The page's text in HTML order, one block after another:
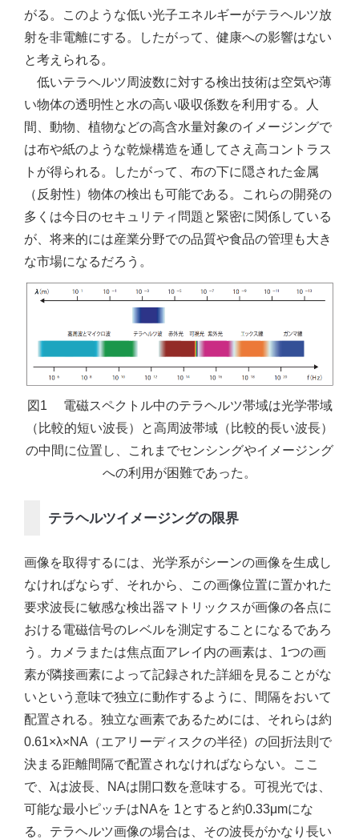
がる。このような低い光子エネルギーがテラヘルツ放
射を非電離にする。したがって、健康への影響はない
と考えられる。
低いテラヘルツ周波数に対する検出技術は空気や薄
い物体の透明性と水の高い吸収係数を利用する。人
間、動物、植物などの高含水量対象のイメージングで
は布や紙のような乾燥構造を通してさえ高コントラス
トが得られる。したがって、布の下に隠された金属
（反射性）物体の検出も可能である。これらの開発の
多くは今日のセキュリティ問題と緊密に関係している
が、将来的には産業分野での品質や食品の管理も大き
な市場になるだろう。
図1 電磁スペクトル中のテラヘルツ帯域は光学帯域
（比較的短い波長）と高周波帯域（比較的長い波長）
の中間に位置し、これまでセンシングやイメージング
への利用が困難であった。
テラヘルツイメージングの限界
画像を取得するには、光学系がシーンの画像を生成し
なければならず、それから、この画像位置に置かれた
要求波長に敏感な検出器マトリックスが画像の各点に
おける電磁信号のレベルを測定することになるであろ
う。カメラまたは焦点面アレイ内の画素は、1つの画
素が隣接画素によって記録された詳細を見ることがな
いという意味で独立に動作するように、間隔をおいて
配置される。独立な画素であるためには、それらは約
0.61×λ×NA（エアリーディスクの半径）の回折法則で
決まる距離間隔で配置されなければならない。ここ
で、λは波長、NAは開口数を意味する。可視光では、
可能な最小ピッチはNAを 1とすると約0.33μmにな
る。テラヘルツ画像の場合は、その波長がかなり長い